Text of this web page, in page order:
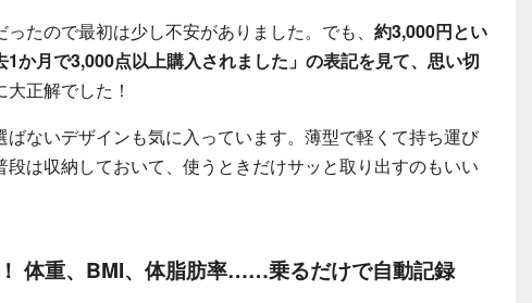
たので最初は少し不安がありました。でも、 約3,000円とい
1か月で3,000点以上購入されました」の表記を見て、思い切
大正解でした！
ばないデザインも気に入っています。薄型で軽くて持ち運び
段は収納しておいて、使うときだけサッと取り出すのもいい
体重、BMI、体脂肪率……乗るだけで自動記録